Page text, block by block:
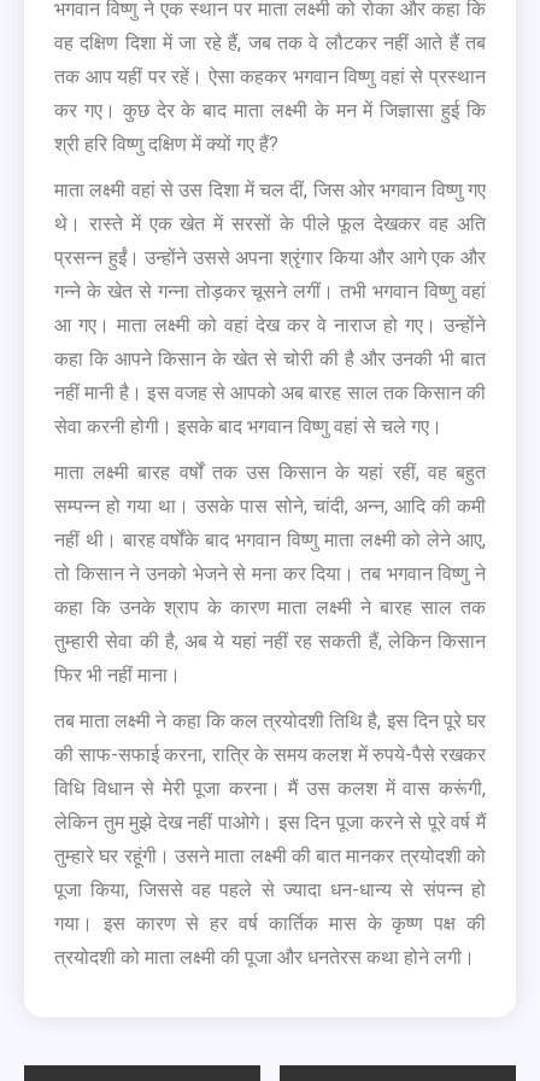
भगवान विष्णु ने एक स्थान पर माता लक्ष्मी को रोका और कहा कि
वह दक्षिण दिशा में जा रहे हैं, जब तक वे लौटकर नहीं आते हैं तब
तक आप यहीं पर रहें। ऐसा कहकर भगवान विष्णु वहां से प्रस्थान
कर गए। कुछ देर के बाद माता लक्ष्मी के मन में जिज्ञासा हुई कि
श्री हरि विष्णु दक्षिण में क्यों गए हैं?
माता लक्ष्मी वहां से उस दिशा में चल दीं, जिस ओर भगवान विष्णु गए
थे। रास्ते में एक खेत में सरसों के पीले फूल देखकर वह अति
प्रसन्न हुईं। उन्होंने उससे अपना श्रृंगार किया और आगे एक और
गन्ने के खेत से गन्ना तोड़कर चूसने लगीं। तभी भगवान विष्णु वहां
आ गए। माता लक्ष्मी को वहां देख कर वे नाराज हो गए। उन्होंने
कहा कि आपने किसान के खेत से चोरी की है और उनकी भी बात
नहीं मानी है। इस वजह से आपको अब बारह साल तक किसान की
सेवा करनी होगी। इसके बाद भगवान विष्णु वहां से चले गए।
माता लक्ष्मी बारह वर्षों तक उस किसान के यहां रहीं, वह बहुत
सम्पन्न हो गया था। उसके पास सोने, चांदी, अन्न, आदि की कमी
नहीं थी। बारह वर्षोंके बाद भगवान विष्णु माता लक्ष्मी को लेने आए,
तो किसान ने उनको भेजने से मना कर दिया। तब भगवान विष्णु ने
कहा कि उनके श्राप के कारण माता लक्ष्मी ने बारह साल तक
तुम्हारी सेवा की है, अब ये यहां नहीं रह सकती हैं, लेकिन किसान
फिर भी नहीं माना।
तब माता लक्ष्मी ने कहा कि कल त्रयोदशी तिथि है, इस दिन पूरे घर
की साफ-सफाई करना, रात्रि के समय कलश में रुपये-पैसे रखकर
विधि विधान से मेरी पूजा करना। मैं उस कलश में वास करूंगी,
लेकिन तुम मुझे देख नहीं पाओगे। इस दिन पूजा करने से पूरे वर्ष मैं
तुम्हारे घर रहूंगी। उसने माता लक्ष्मी की बात मानकर त्रयोदशी को
पूजा किया, जिससे वह पहले से ज्यादा धन-धान्य से संपन्न हो
गया। इस कारण से हर वर्ष कार्तिक मास के कृष्ण पक्ष की
त्रयोदशी को माता लक्ष्मी की पूजा और धनतेरस कथा होने लगी।